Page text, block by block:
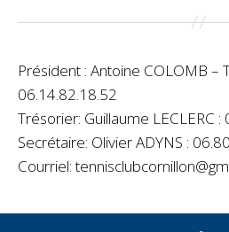
Président : Antoine COLOMB –
06.14.82.18.52
Trésorier: Guillaume LECLERC
Secrétaire: Olivier ADYNS :
Courriel: